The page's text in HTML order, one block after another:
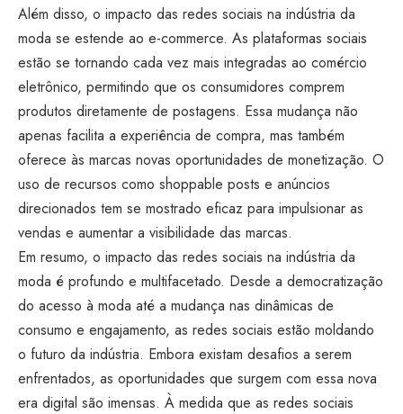
Além disso, o impacto das redes sociais na indústria da
moda se estende ao e-commerce. As plataformas sociais
estão se tornando cada vez mais integradas ao comércio
eletrônico, permitindo que os consumidores comprem
produtos diretamente de postagens. Essa mudança não
apenas facilita a experiência de compra, mas também
oferece às marcas novas oportunidades de monetização. O
uso de recursos como shoppable posts e anúncios
direcionados tem se mostrado eficaz para impulsionar as
vendas e aumentar a visibilidade das marcas.
Em resumo, o impacto das redes sociais na indústria da
moda é profundo e multifacetado. Desde a democratização
do acesso à moda até a mudança nas dinâmicas de
consumo e engajamento, as redes sociais estão moldando
o futuro da indústria. Embora existam desafios a serem
enfrentados, as oportunidades que surgem com essa nova
era digital são imensas. À medida que as redes sociais